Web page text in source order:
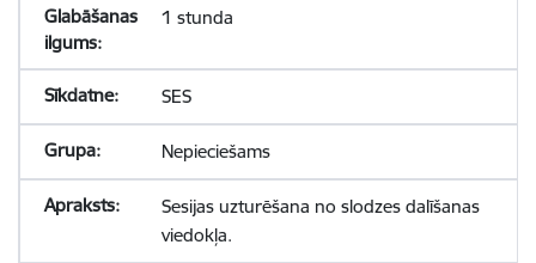
1 stunda
SES
Nepieciešams
Sesijas uzturēšana no slodzes dalīšanas
viedokļa.